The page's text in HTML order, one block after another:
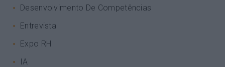
Desenvolvimento De Competências
Entrevista
Expo RH
IA